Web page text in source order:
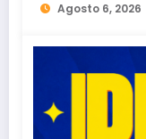
Agosto 6, 2026